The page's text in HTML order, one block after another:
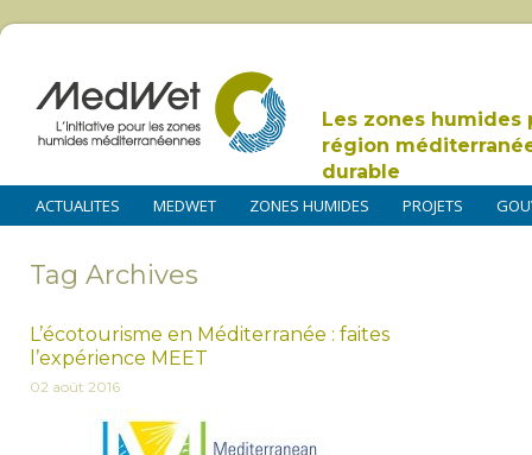
Les zones humides
région
durable
ACTUALITES MEDWET ZONES HUMIDES PROJETS
Tag Archives
L’écotourisme en Méditerranée : faites
l’expérience MEET
02 août 2016